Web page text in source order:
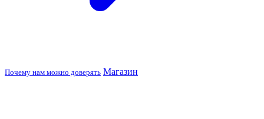
Почему нам можно доверять Магазин